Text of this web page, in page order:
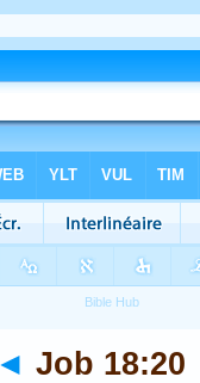
◄ Job 18:20